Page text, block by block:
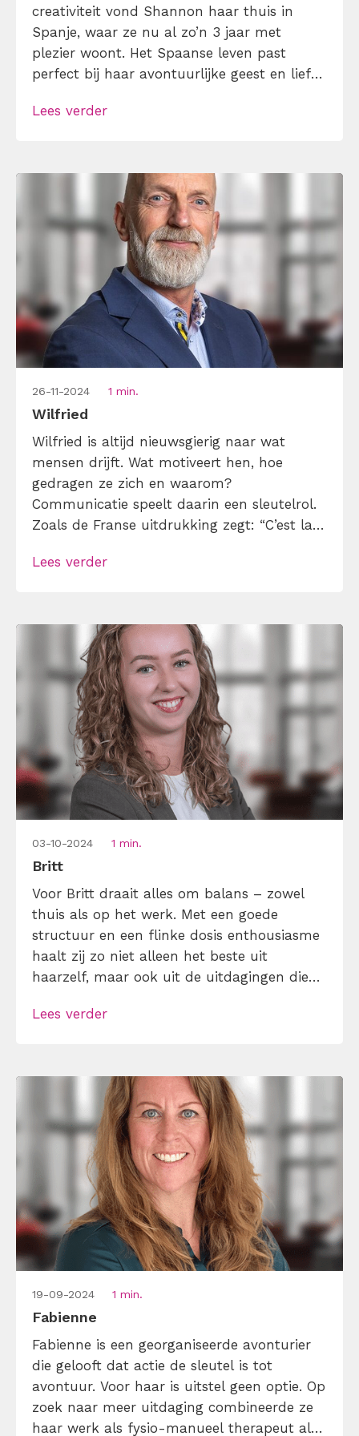
creativiteit vond Shannon haar thuis in
Spanje, waar ze nu al zo’n 3 jaar met
plezier woont. Het Spaanse leven past
perfect bij haar avontuurlijke geest en liefde
nieuwsgierigheid en enthousiasme om te
Shannon […]
Lees verder
26-11-2024 1 min.
Wilfried
Wilfried is altijd nieuwsgierig naar wat
mensen drijft. Wat motiveert hen, hoe
gedragen ze zich en waarom?
Communicatie speelt daarin een sleutelrol.
Zoals de Franse uitdrukking zegt: “C’est la
een boodschap wordt gebracht, maakt het
effectief […]
Lees verder
03-10-2024 1 min.
Britt
Voor Britt draait alles om balans – zowel
thuis als op het werk. Met een goede
structuur en een flinke dosis enthousiasme
haalt zij zo niet alleen het beste uit
haarzelf, maar ook uit de uitdagingen die
als office- en accountmanager niet alleen
Lees verder
19-09-2024 1 min.
Fabienne
Fabienne is een georganiseerde avonturier
die gelooft dat actie de sleutel is tot
avontuur. Voor haar is uitstel geen optie. Op
zoek naar meer uitdaging combineerde ze
haar werk als fysio-manueel therapeut al